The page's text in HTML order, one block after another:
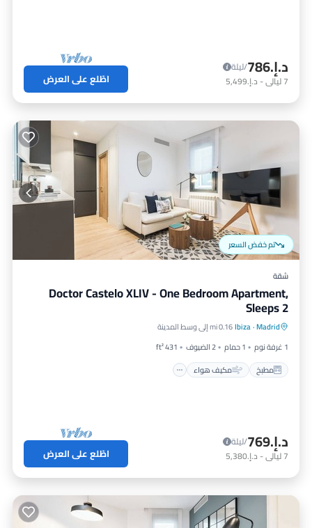
د.إ.‏786
/ليلة
7ليالي- د.إ.‏5,499 اطّلع على العرض
تم خفض السعر
شقة
Doctor Castelo XLIV - One Bedroom Apartment,
Sleeps 2
Madrid
·
Ibiza0.16 mi إلى وسط المدينة
1 غرفة نوم
1 حمام 2 الضيوف
431 ft²
مطبخ
مكيف هواء
مناسب للأطفال
د.إ.‏769
/ليلة
7ليالي- د.إ.‏5,380 اطّلع على العرض